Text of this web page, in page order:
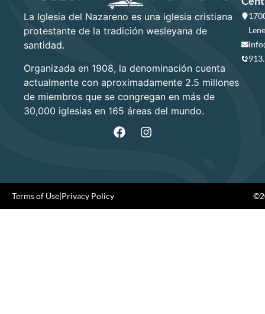
La Iglesia del Nazareno es una iglesia cristiana
protestante de la tradición wesleyana de
santidad.
Organizada en 1908, la denominación cuenta
actualmente con aproximadamente 2.5 millones
de miembros que se congregan en más de
30,000 iglesias en 165 áreas del mundo.
Terms of Use|Privacy Policy